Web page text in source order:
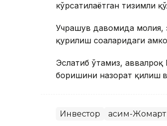
кўрсатилаётган тизимли
Учрашув давомида молия,
қурилиш соҳаларидаги
Эслатиб ўтамиз, аввалроқ
боришини назорат қилиш
Инвестор Қасим-Жомарт